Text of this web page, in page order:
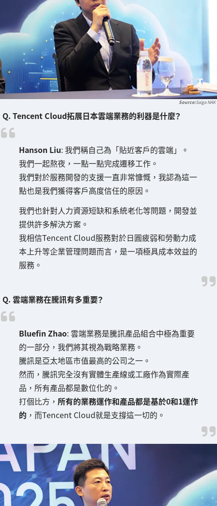
Saiga NAK
Q. Tencent Cloud拓展日本雲端業務的利器是什麼？
Hanson Liu: 我們稱自己為「貼近客戶的雲端」。
我們一起熬夜，一點一點完成遷移工作。
我們對於服務開發的支援一直非常慷慨，我認為這一
點也是我們獲得客戶高度信任的原因。
我們也針對人力資源短缺和系統老化等問題，開發並
提供許多解決方案。
我相信Tencent Cloud服務對於日圓疲弱和勞動力成
本上升等企業管理問題而言，是一項極具成本效益的
服務。
Q. 雲端業務在騰訊有多重要？
Bluefin Zhao: 雲端業務是騰訊產品組合中極為重要
的一部分，我們將其視為戰略業務。
騰訊是亞太地區市值最高的公司之一。
然而，騰訊完全沒有實體生產線或工廠作為實際產
品，所有產品都是數位化的。
打個比方， 所有的業務運作和產品都是基於0和1運作
的 ，而Tencent Cloud就是支撐這一切的。